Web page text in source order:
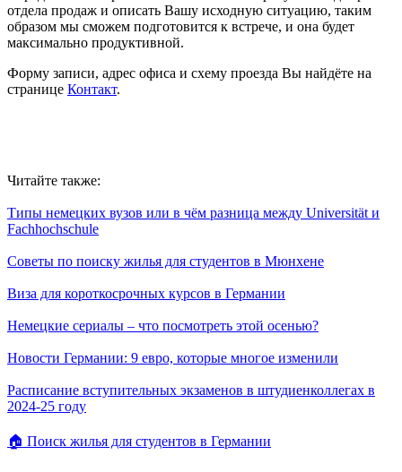
отдела продаж и описать Вашу исходную ситуацию, таким
образом мы сможем подготовится к встрече, и она будет
максимально продуктивной.
Форму записи, адрес офиса и схему проезда Вы найдёте на
странице Контакт.
Читайте также:
Типы немецких вузов или в чём разница между Universität и
Fachhochschule
Советы по поиску жилья для студентов в Мюнхене
Виза для короткосрочных курсов в Германии
Немецкие сериалы – что посмотреть этой осенью?
Новости Германии: 9 евро, которые многое изменили
Расписание вступительных экзаменов в штудиенколлегах в
2024-25 году
🏠 Поиск жилья для студентов в Германии